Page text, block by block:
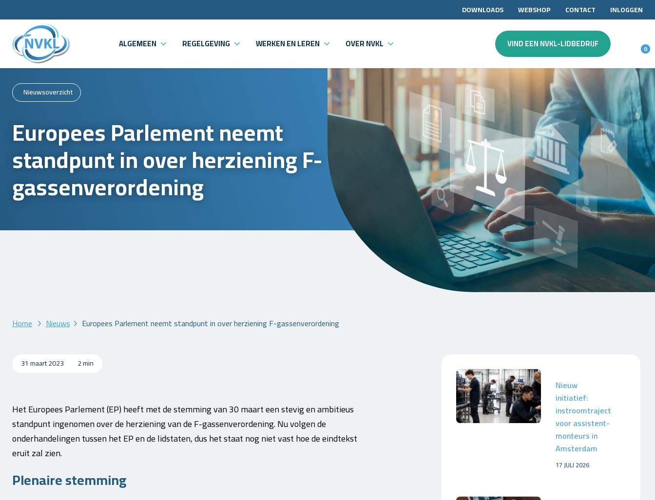
DOWNLOADS WEBSHOP CONTACT INLOGGEN
ALGEMEEN REGELGEVING WERKEN EN LEREN OVER NVKL VIND EEN NVKL-LIDBEDRIJF 0
Nieuwsoverzicht
Europees Parlement neemt
standpunt in over herziening F-
gassenverordening
Home Nieuws Europees Parlement neemt standpunt in over herziening F-gassenverordening
31 maart 2023 2 min
Het Europees Parlement (EP) heeft met de stemming van 30 maart een stevig en ambitieus
standpunt ingenomen over de herziening van de F-gassenverordening. Nu volgen de
onderhandelingen tussen het EP en de lidstaten, dus het staat nog niet vast hoe de eindtekst
eruit zal zien.
Plenaire stemming
Nieuw
initiatief:
instroomtraject
voor assistent-
monteurs in
Amsterdam
17 JULI 2026